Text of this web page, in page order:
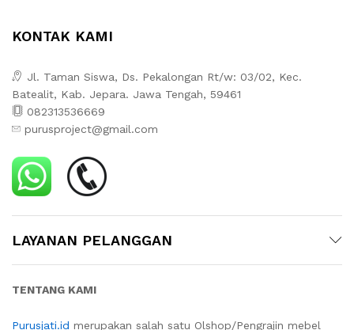
KONTAK KAMI
Jl. Taman Siswa, Ds. Pekalongan Rt/w: 03/02, Kec.
Batealit, Kab. Jepara. Jawa Tengah, 59461
082313536669
purusproject@gmail.com
LAYANAN PELANGGAN
TENTANG KAMI
Purusjati.id merupakan salah satu Olshop/Pengrajin mebel